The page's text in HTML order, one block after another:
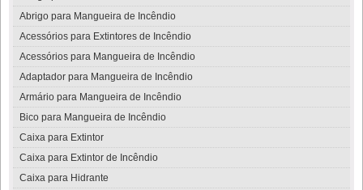
Abrigo para Mangueira de Incêndio
Acessórios para Extintores de Incêndio
Acessórios para Mangueira de Incêndio
Adaptador para Mangueira de Incêndio
Armário para Mangueira de Incêndio
Bico para Mangueira de Incêndio
Caixa para Extintor
Caixa para Extintor de Incêndio
Caixa para Hidrante